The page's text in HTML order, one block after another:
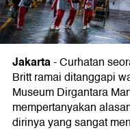
Jakarta-Curhatan
Britt ramai ditanggapi
Museum Dirgantara
mempertanyakan
dirinya yang sangat